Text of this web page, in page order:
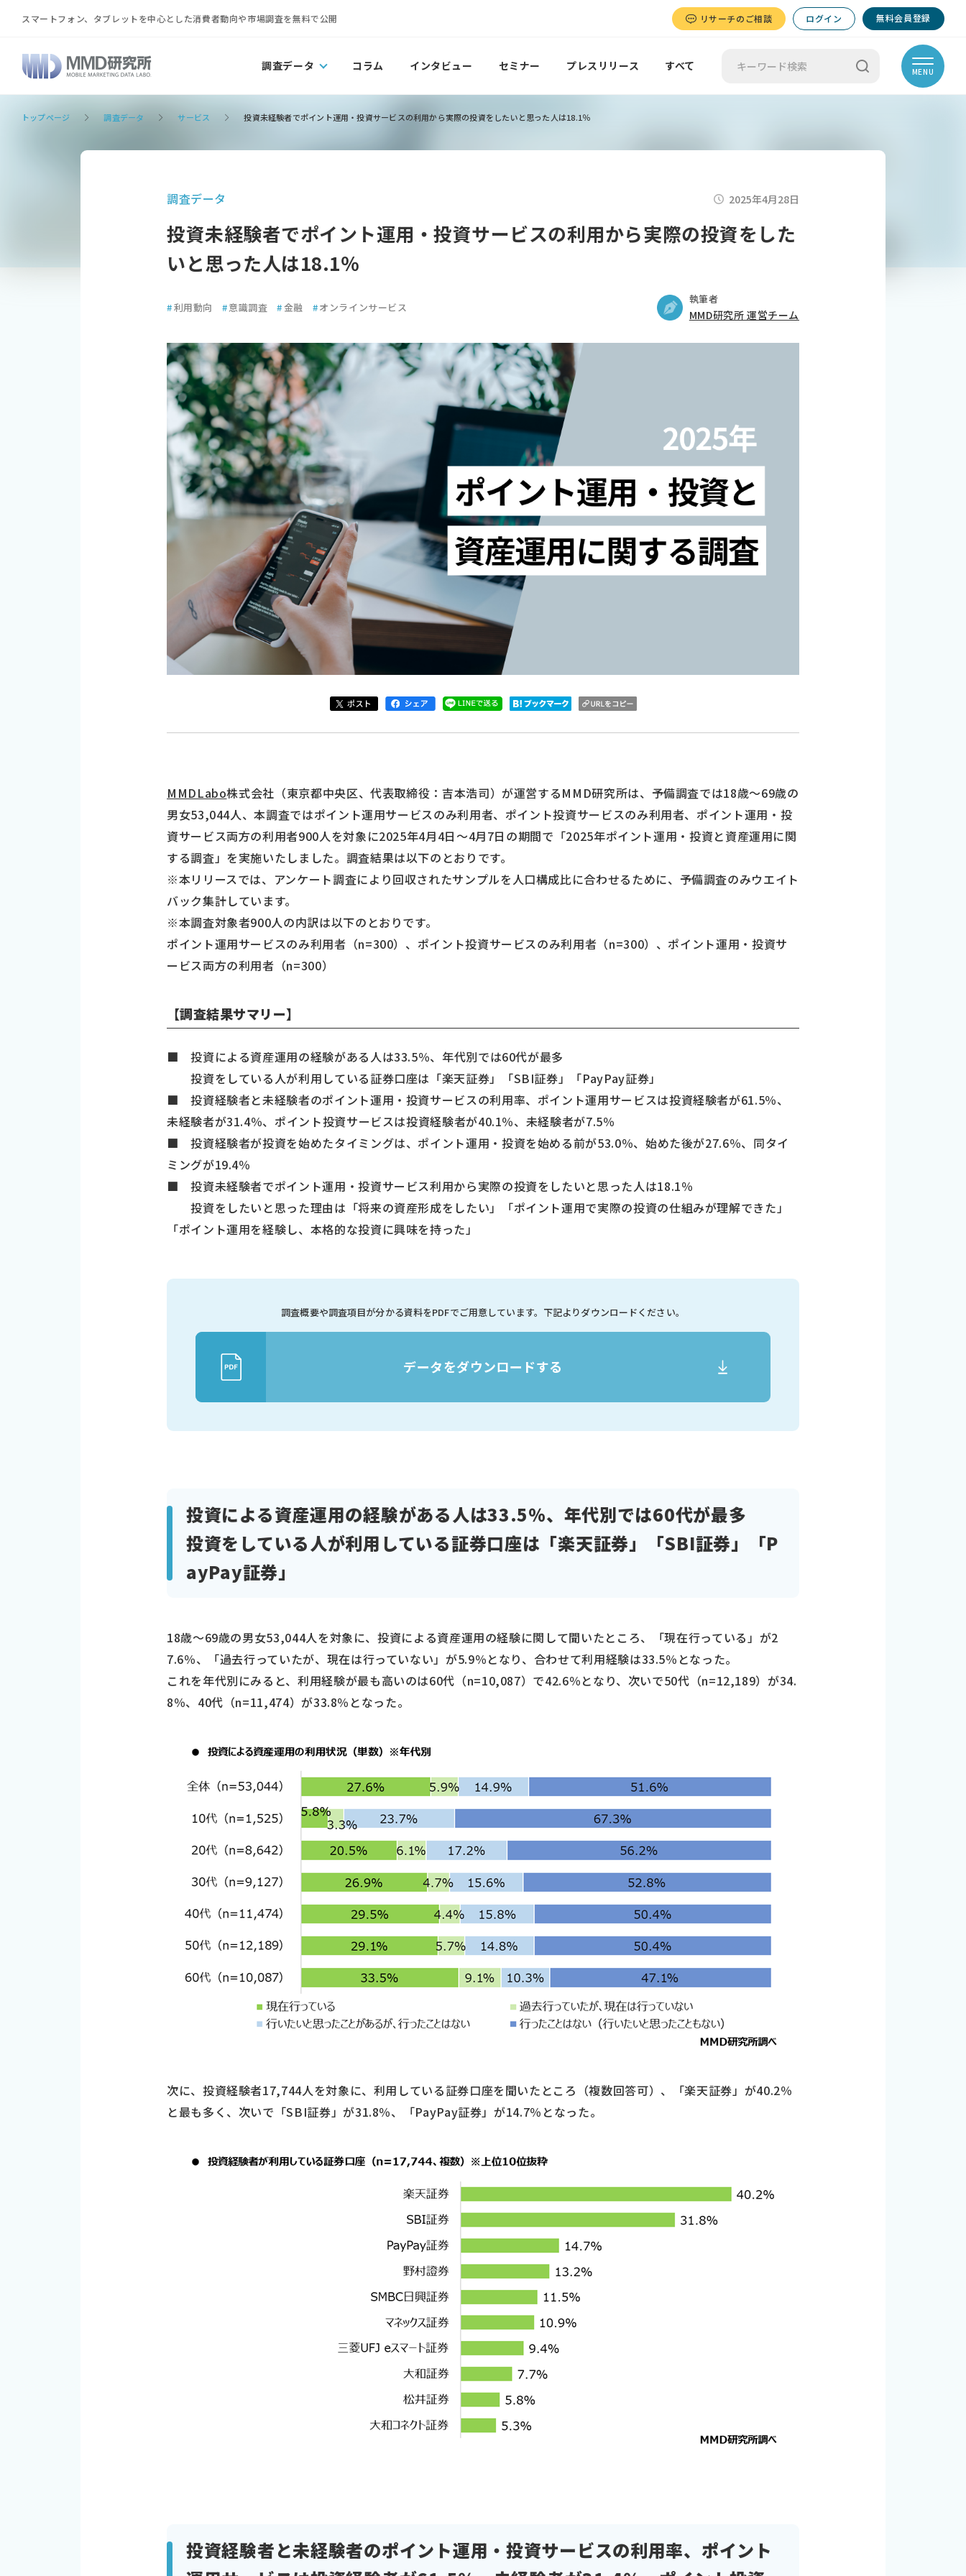
スマートフォン、タブレットを中心とした消費者動向や市場調査を無料で公開 リサーチのご相談 ログイン 無料会員登録
調査データ コラム インタビュー セミナー プレスリリース すべて MENU
トップページ 調査データ サービス 投資未経験者でポイント運用・投資サービスの利用から実際の投資をしたいと思った人は18.1％
調査データ 2025年4月28日
投資未経験者でポイント運用・投資サービスの利用から実際の投資をした
いと思った人は18.1％
#利用動向 #意識調査 #金融 #オンラインサービス
執筆者
MMD研究所 運営チーム
MMDLabo株式会社（東京都中央区、代表取締役：吉本浩司）が運営するMMD研究所は、予備調査では18歳～69歳の
男女53,044人、本調査ではポイント運用サービスのみ利用者、ポイント投資サービスのみ利用者、ポイント運用・投
資サービス両方の利用者900人を対象に2025年4月4日～4月7日の期間で「2025年ポイント運用・投資と資産運用に関
する調査」を実施いたしました。調査結果は以下のとおりです。
※本リリースでは、アンケート調査により回収されたサンプルを人口構成比に合わせるために、予備調査のみウエイト
バック集計しています。
※本調査対象者900人の内訳は以下のとおりです。
ポイント運用サービスのみ利用者（n=300）、ポイント投資サービスのみ利用者（n=300）、ポイント運用・投資サ
ービス両方の利用者（n=300）
【調査結果サマリー】
■ 投資による資産運用の経験がある人は33.5％、年代別では60代が最多
投資をしている人が利用している証券口座は「楽天証券」「SBI証券」「PayPay証券」
■ 投資経験者と未経験者のポイント運用・投資サービスの利用率、ポイント運用サービスは投資経験者が61.5％、
未経験者が31.4％、ポイント投資サービスは投資経験者が40.1％、未経験者が7.5％
■ 投資経験者が投資を始めたタイミングは、ポイント運用・投資を始める前が53.0％、始めた後が27.6％、同タイ
ミングが19.4％
■ 投資未経験者でポイント運用・投資サービス利用から実際の投資をしたいと思った人は18.1％
投資をしたいと思った理由は「将来の資産形成をしたい」「ポイント運用で実際の投資の仕組みが理解できた」
「ポイント運用を経験し、本格的な投資に興味を持った」
調査概要や調査項目が分かる資料をPDFでご用意しています。 下記よりダウンロードください。
データをダウンロードする
投資による資産運用の経験がある人は33.5％、年代別では60代が最多
投資をしている人が利用している証券口座は「楽天証券」「SBI証券」「P
ayPay証券」
18歳～69歳の男女53,044人を対象に、投資による資産運用の経験に関して聞いたところ、「現在行っている」が2
7.6％、「過去行っていたが、現在は行っていない」が5.9％となり、合わせて利用経験は33.5％となった。
これを年代別にみると、利用経験が最も高いのは60代（n=10,087）で42.6％となり、次いで50代（n=12,189）が34.
8％、40代（n=11,474）が33.8％となった。
次に、投資経験者17,744人を対象に、利用している証券口座を聞いたところ（複数回答可）、「楽天証券」が40.2％
と最も多く、次いで「SBI証券」が31.8％、「PayPay証券」が14.7％となった。
投資経験者と未経験者のポイント運用・投資サービスの利用率、ポイント